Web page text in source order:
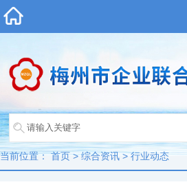
当前位置：首页>综合资讯>行业动态